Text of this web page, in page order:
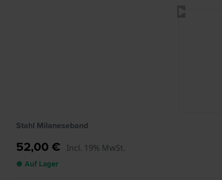
Stahl Milaneseband
52,00 € Incl. 19% MwSt.
● Auf Lager